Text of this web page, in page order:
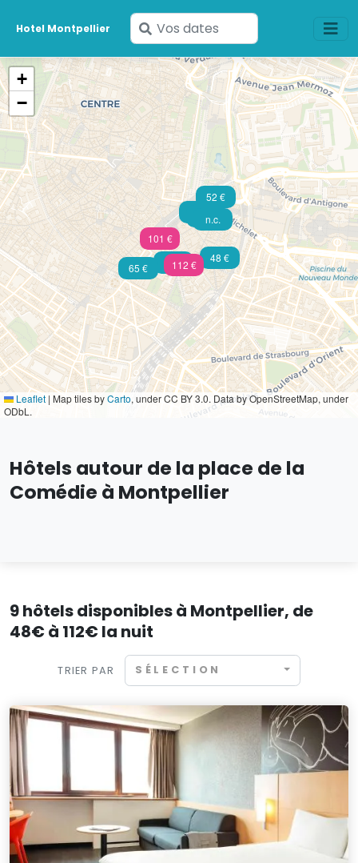
Hotel Montpellier
Saisissez
vos
dates
101 €
112 €
52 €
62 €
n.c.
n.c.
65 €
48 €
+
−
Leaflet | Map tiles byCarto, under CC BY 3.0. Data by OpenStreetMap, under
ODbL.
Hôtels autour de la place de la
Comédie à Montpellier
9 hôtels disponibles à Montpellier, de
48€ à 112€ la nuit
TRIER PAR SÉLECTION